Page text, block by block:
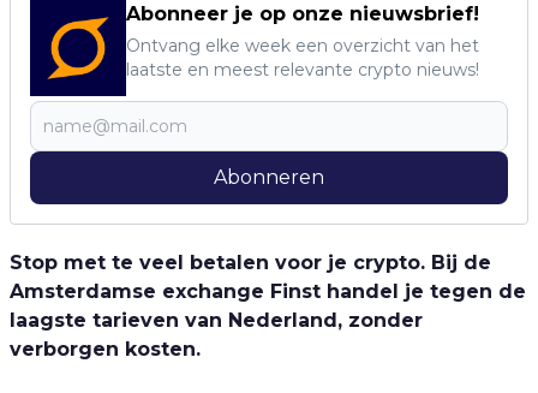
Abonneer je op onze nieuwsbrief!
Ontvang elke week een overzicht van het
laatste en meest relevante crypto nieuws!
Abonneren
Stop met te veel betalen voor je crypto. Bij de
Amsterdamse exchange Finst handel je tegen de
laagste tarieven van Nederland, zonder
verborgen kosten.